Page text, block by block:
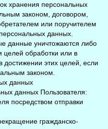
хранения персональных
законом, договором,
или поручителем
данных.
данные уничтожаются либо
целей обработки или в
достижении этих целей, если
законом.
данных
данных Пользователя:
посредством отправки
гражданско-